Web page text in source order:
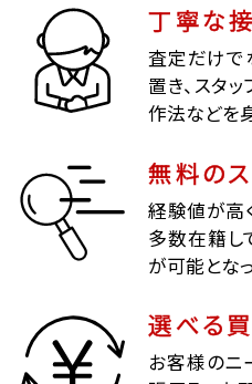
丁寧な
査定だけで
置き、スタ
作法などを
無料の
経験値が高
多数在籍し
が可能とな
選べる
お客様のニ